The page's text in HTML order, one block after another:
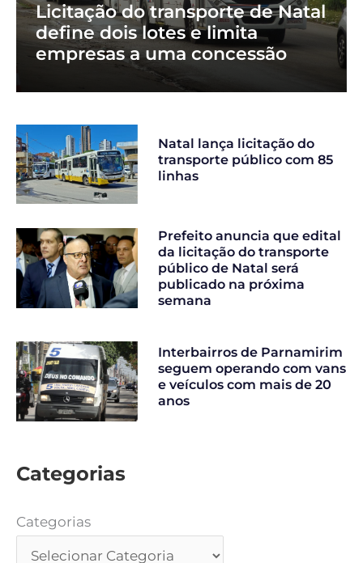
Licitação do transporte de Natal
define dois lotes e limita
empresas a uma concessão
Natal lança licitação do
transporte público com 85
linhas
Prefeito anuncia que edital
da licitação do transporte
público de Natal será
publicado na próxima
semana
Interbairros de Parnamirim
seguem operando com vans
e veículos com mais de 20
anos
Categorias
Categorias